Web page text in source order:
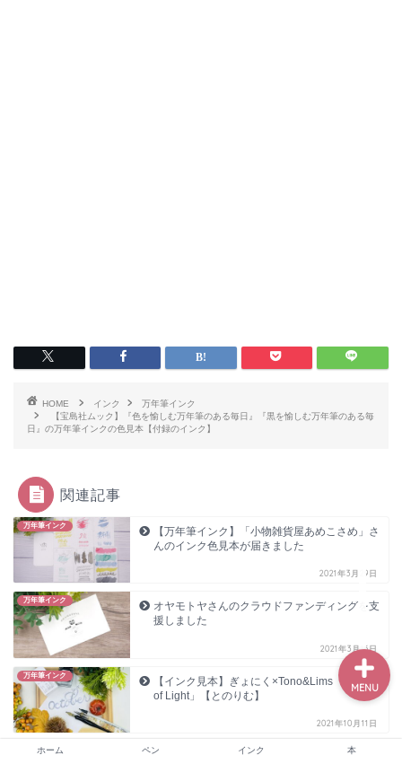
HOME インク
万年筆インク
【宝島社ムック】『色を愉しむ万年筆のある毎日』『黒を愉しむ万年筆のある毎
日』の万年筆インクの色見本【付録のインク】
関連記事
万年筆インク
【万年筆インク】「小物雑貨屋あめこさめ」さ
んのインク色見本が届きました
2021年3月29日
万年筆インク
オヤモトヤさんのクラウドファンディングを支
援しました
2021年3月16日
万年筆インク
【インク見本】ぎょにく×Tono&Lims「Rays
of Light」【とのりむ】
2021年10月11日
万年筆インク
【アデリアレトロ】「花の輪ペールブルー」の
ホーム ペン インク 本
MENU
インク